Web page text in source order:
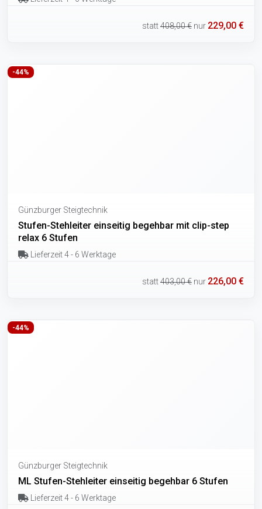
statt408,00 € nur 229,00 €
-44%
Günzburger Steigtechnik
Stufen-Stehleiter einseitig begehbar mit clip-step
relax 6 Stufen
Lieferzeit 4 - 6 Werktage
statt403,00 € nur 226,00 €
-44%
Günzburger Steigtechnik
ML Stufen-Stehleiter einseitig begehbar 6 Stufen
Lieferzeit 4 - 6 Werktage